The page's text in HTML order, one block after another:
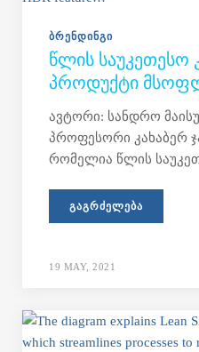
ᲑᲠᲔᲜᲓᲘᲜᲒᲘ
ᲬᲚᲘᲡ ᲡᲐᲣᲙᲔᲗᲔᲡᲝ
ᲞᲠᲝᲓᲣᲥᲢᲘ
ავტორი: სანდრო
პროფესორი კახაბერ
რომელია წლის
ᲒᲐᲒᲠᲫᲔᲚᲔᲑᲐ
19 MAY, 2021